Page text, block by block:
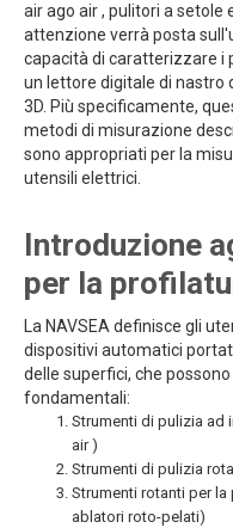
air ago air , pulitori a setole
attenzione verrà posta
capacità di caratterizzare i
un lettore digitale di nastro
3D. Più specificamente,
metodi di misurazione
sono appropriati per la
utensili elettrici.
Introduzione
per la
La NAVSEA definisce gli
dispositivi automatici
delle superfici, che
fondamentali:
Strumenti di pulizia ad
air )
Strumenti di pulizia
Strumenti rotanti per
ablatori roto-pelati)